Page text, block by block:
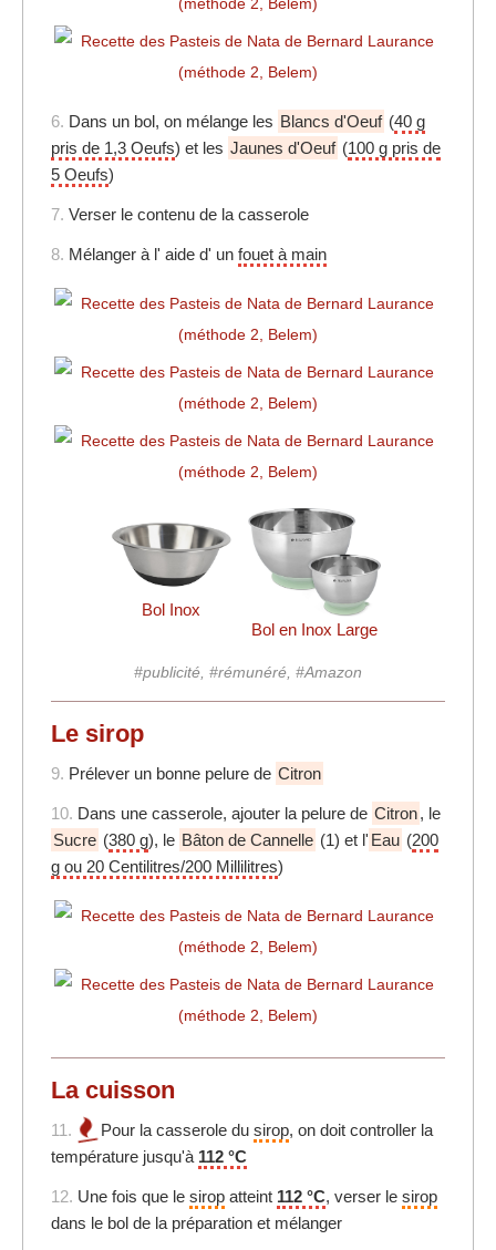
6. Dans un bol, on mélange les Blancs d'Oeuf (40 g
pris de 1,3 Oeufs) et les Jaunes d'Oeuf (100 g pris de
5 Oeufs)
7. Verser le contenu de la casserole
8. Mélanger à l' aide d' un fouet à main
Bol Inox
Bol en Inox Large
#publicité, #rémunéré, #Amazon
Le sirop
9. Prélever un bonne pelure de Citron
10. Dans une casserole, ajouter la pelure de Citron, le
Sucre (380 g), le Bâton de Cannelle (1) et l' Eau (200
g ou 20 Centilitres/200 Millilitres)
La cuisson
11. Pour la casserole du sirop, on doit controller la
température jusqu'à 112 °C
12. Une fois que le sirop atteint 112 °C, verser le sirop
dans le bol de la préparation et mélanger